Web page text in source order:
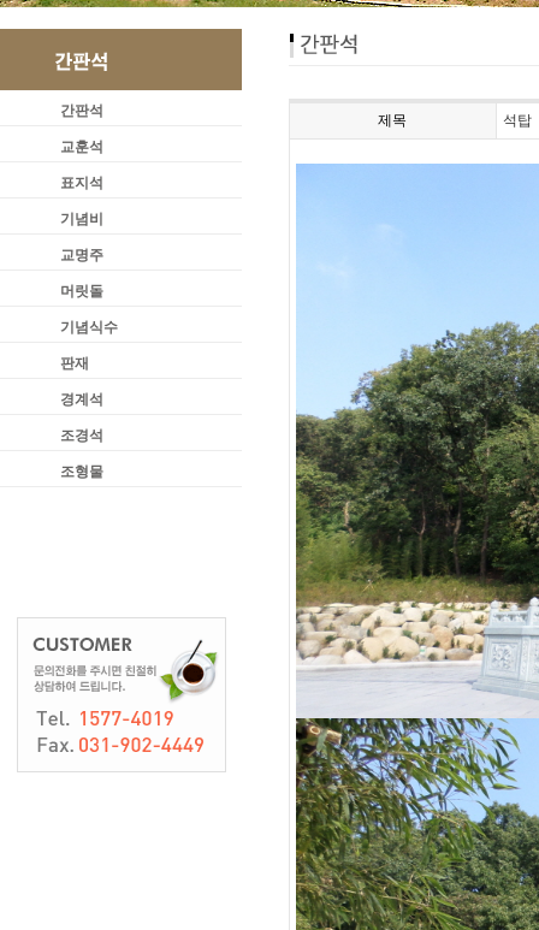
간판석
교훈석
표지석
기념비
교명주
머릿돌
기념식수
판재
경계석
조경석
조형물
제목 석탑